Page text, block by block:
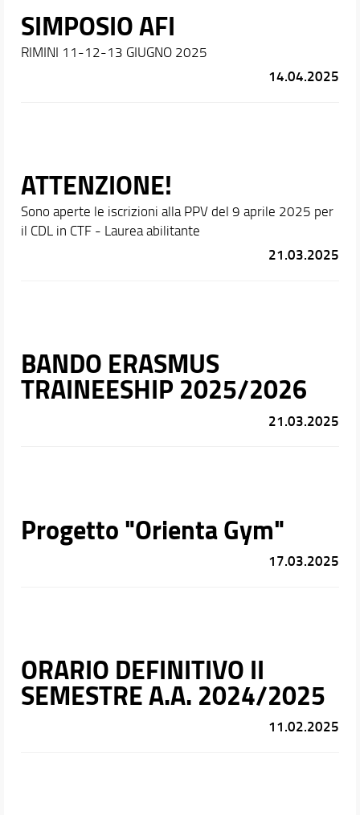
SIMPOSIO AFI
RIMINI 11-12-13 GIUGNO 2025
14.04.2025
ATTENZIONE!
Sono aperte le iscrizioni alla PPV del 9 aprile 2025 per
il CDL in CTF - Laurea abilitante
21.03.2025
BANDO ERASMUS
TRAINEESHIP 2025/2026
21.03.2025
Progetto "Orienta Gym"
17.03.2025
ORARIO DEFINITIVO II
SEMESTRE A.A. 2024/2025
11.02.2025